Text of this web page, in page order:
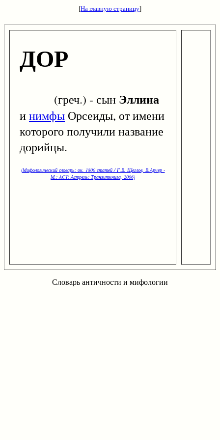
[На главную страницу]
ДОР
(греч.) - сын Эллина
инимфы Орсеиды, от имени
которого получили название
дорийцы.
(Мифологический словарь: ок. 1800 статей / Г.В. Щеглов, В.Арчер -
М.: ACT: Астрель: Транзиткнига, 2006)
Словарь античности и мифологии